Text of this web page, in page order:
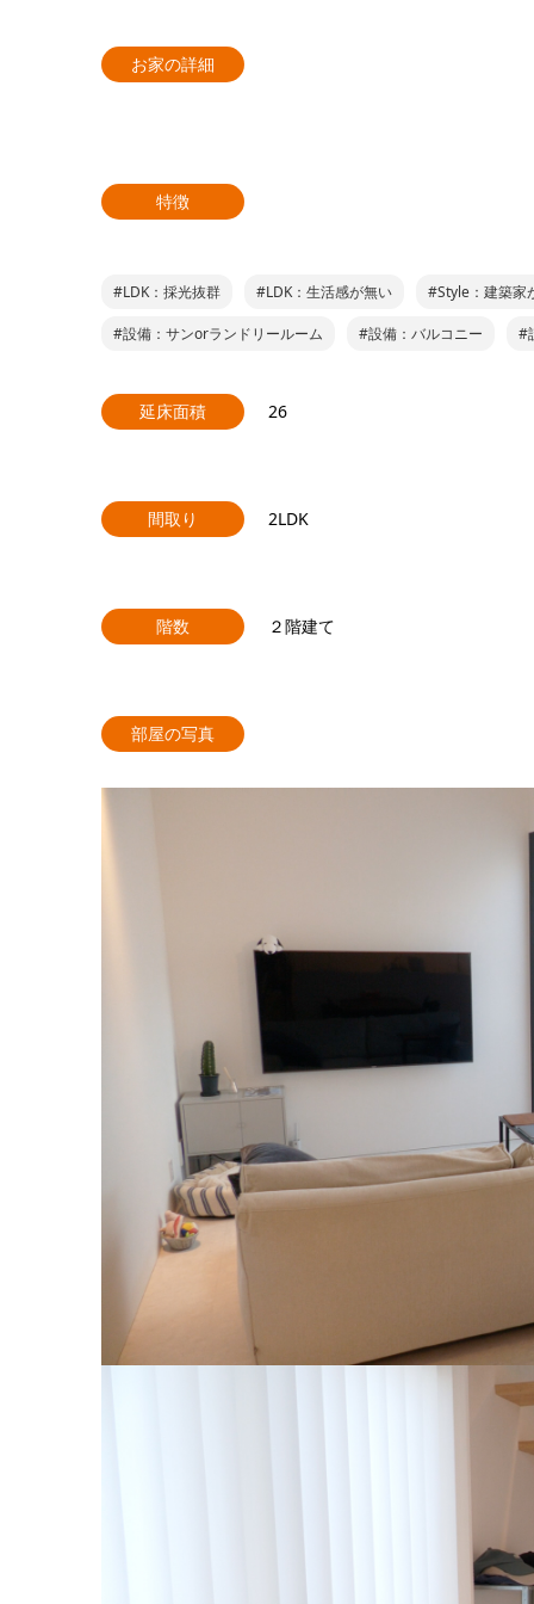
お家の詳細
特徴
#LDK：採光抜群 #LDK：生活感が無い #Style：建築家
#設備：サンorランドリールーム #設備：バルコニー #
延床面積 26
間取り 2LDK
階数 ２階建て
部屋の写真